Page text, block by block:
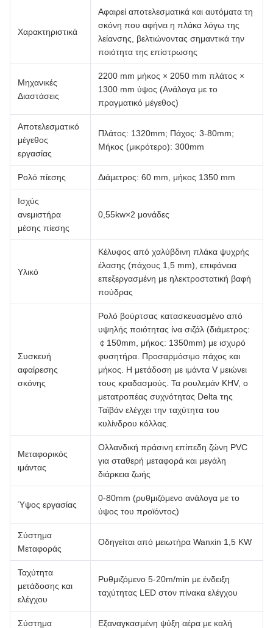
Χαρακτηριστικά
Αφαιρεί αποτελεσματικά και αυτόματα τη
σκόνη που αφήνει η πλάκα λόγω της
λείανσης, βελτιώνοντας σημαντικά την
ποιότητα της επίστρωσης
Μηχανικές
Διαστάσεις
2200 mm μήκος × 2050 mm πλάτος ×
1300 mm ύψος (Ανάλογα με το
πραγματικό μέγεθος)
Αποτελεσματικό
μέγεθος
εργασίας
Πλάτος: 1320mm; Πάχος: 3-80mm;
Μήκος (μικρότερο): 300mm
Ρολό πίεσης Διάμετρος: 60 mm, μήκος 1350 mm
Ισχύς
ανεμιστήρα
μέσης πίεσης
0,55kw×2 μονάδες
Υλικό
Κέλυφος από χαλύβδινη πλάκα ψυχρής
έλασης (πάχους 1,5 mm), επιφάνεια
επεξεργασμένη με ηλεκτροστατική βαφή
πούδρας
Συσκευή
αφαίρεσης
σκόνης
Ρολό βούρτσας κατασκευασμένο από
υψηλής ποιότητας ίνα σιζάλ (διάμετρος:
￠150mm, μήκος: 1350mm) με ισχυρό
φυσητήρα. Προσαρμόσιμο πάχος και
μήκος. Η μετάδοση με ιμάντα V μειώνει
τους κραδασμούς. Τα ρουλεμάν KHV, ο
μετατροπέας συχνότητας Delta της
Ταϊβάν ελέγχει την ταχύτητα του
κυλίνδρου κόλλας.
Μεταφορικός
ιμάντας
Ολλανδική πράσινη επίπεδη ζώνη PVC
για σταθερή μεταφορά και μεγάλη
διάρκεια ζωής
Ύψος εργασίας
0-80mm (ρυθμιζόμενο ανάλογα με το
ύψος του προϊόντος)
Σύστημα
Μεταφοράς
Οδηγείται από μειωτήρα Wanxin 1,5 KW
Ταχύτητα
μετάδοσης και
ελέγχου
Ρυθμιζόμενο 5-20m/min με ένδειξη
ταχύτητας LED στον πίνακα ελέγχου
Σύστημα
Εξαναγκασμένη ψύξη αέρα με καλή